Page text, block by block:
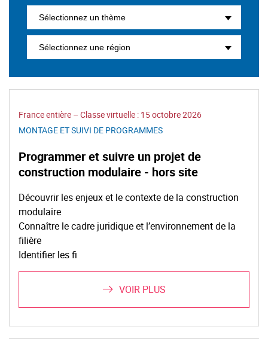
France entière – Classe virtuelle : 15 octobre 2026
MONTAGE ET SUIVI DE PROGRAMMES
Programmer et suivre un projet de
construction modulaire - hors site
Découvrir les enjeux et le contexte de la construction
modulaire
Connaître le cadre juridique et l’environnement de la
filière
Identifier les fi
VOIR PLUS